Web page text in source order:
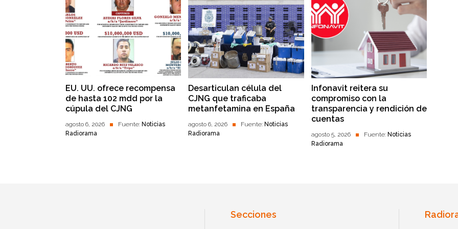
EU. UU. ofrece recompensa
de hasta 102 mdd por la
cúpula del CJNG
agosto 6, 2026 Fuente: Noticias
Radiorama
Desarticulan célula del
CJNG que traficaba
metanfetamina en España
agosto 6, 2026 Fuente: Noticias
Radiorama
Infonavit reitera su
compromiso con la
transparencia y rendición de
cuentas
agosto 5, 2026 Fuente: Noticias
Radiorama
Secciones